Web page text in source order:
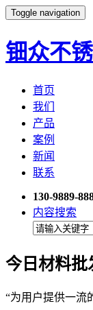
Toggle navigation
钿众不
首页
我们
产品
案例
新闻
联系
130-9889-
内容搜索
今日材料批
“为用户提供一流